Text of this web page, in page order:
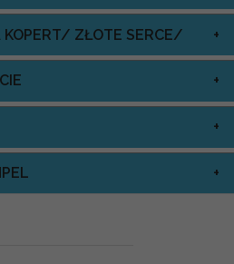
ZŁOTE SERCE/